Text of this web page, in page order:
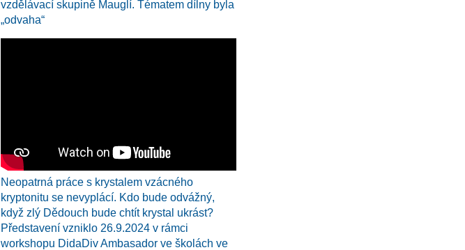
vzdělávací skupině Mauglí. Tématem dílny byla
„odvaha“
Neopatrná práce s krystalem vzácného
kryptonitu se nevyplácí. Kdo bude odvážný,
když zlý Dědouch bude chtít krystal ukrást?
Představení vzniklo 26.9.2024 v rámci
workshopu DidaDiv Ambasador ve školách ve